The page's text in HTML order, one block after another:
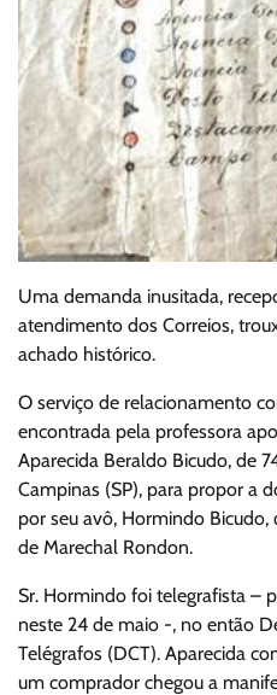
Uma demanda inusitada,
atendimento dos Correios,
achado histórico.
O serviço de relacionamento
encontrada pela professora
Aparecida Beraldo Bicudo, de
Campinas (SP), para propor a
por seu avô, Hormindo
de Marechal Rondon.
Sr. Hormindo foi telegrafista –
neste 24 de maio -, no então
Telégrafos (DCT). Aparecida
um comprador chegou a